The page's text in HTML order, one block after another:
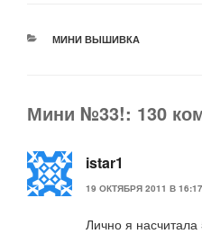
РУБРИКИ
МИНИ ВЫШИВКА
Мини №33!: 130
istar1
19 ОКТЯБРЯ 2011 В 16:17
Лично я